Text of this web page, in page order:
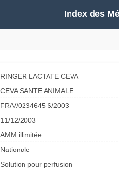
Index des
RINGER LACTATE CEVA
CEVA SANTE ANIMALE
FR/V/0234645 6/2003
11/12/2003
AMM illimitée
Nationale
Solution pour perfusion